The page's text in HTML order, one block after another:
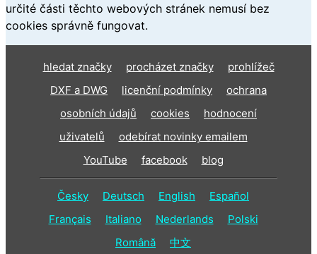
určité části těchto webových stránek nemusí bez
cookies správně fungovat.
hledat značky procházet značky
prohlížeč
DXF a DWG
licenční podmínky
ochrana
osobních údajů
cookies
hodnocení
uživatelů
odebírat novinky emailem
YouTube
facebook blog
Česky Deutsch English
Español
Français
Italiano Nederlands
Polski
Română
中文